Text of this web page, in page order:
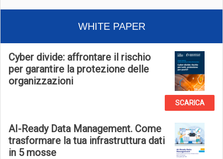
WHITE PAPER
Cyber divide: affrontare il rischio
per garantire la protezione delle
organizzazioni
SCARICA
AI-Ready Data Management. Come
trasformare la tua infrastruttura dati
in 5 mosse